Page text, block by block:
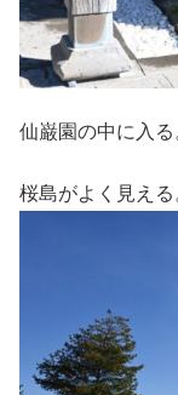
仙巌園の中に入る
桜島がよく見える